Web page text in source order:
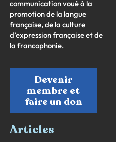
communication voué à la
promotion de la langue
française, de la culture
d’expression française et de
la francophonie.
Devenir
membre et
faire un don
Articles